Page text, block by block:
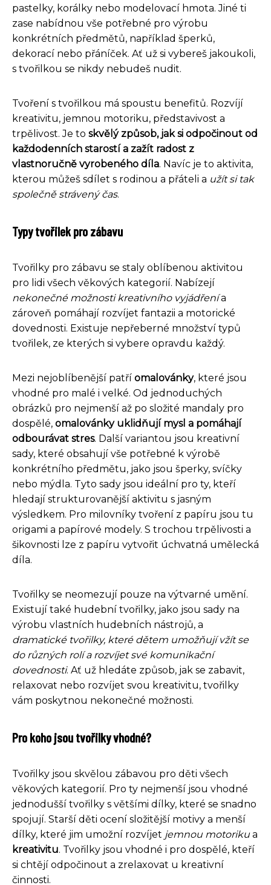
pastelky, korálky nebo modelovací hmota. Jiné ti
zase nabídnou vše potřebné pro výrobu
konkrétních předmětů, například šperků,
dekorací nebo přáníček. Ať už si vybereš jakoukoli,
s tvořilkou se nikdy nebudeš nudit.
Tvoření s tvořilkou má spoustu benefitů. Rozvíjí
kreativitu, jemnou motoriku, představivost a
trpělivost. Je to skvělý způsob, jak si odpočinout od
každodenních starostí a zažít radost z
vlastnoručně vyrobeného díla. Navíc je to aktivita,
kterou můžeš sdílet s rodinou a přáteli a užít si tak
společně strávený čas.
Typy tvořilek pro zábavu
Tvořilky pro zábavu se staly oblíbenou aktivitou
pro lidi všech věkových kategorií. Nabízejí
nekonečné možnosti kreativního vyjádřenía
zároveň pomáhají rozvíjet fantazii a motorické
dovednosti. Existuje nepřeberné množství typů
tvořilek, ze kterých si vybere opravdu každý.
Mezi nejoblíbenější patří omalovánky, které jsou
vhodné pro malé i velké. Od jednoduchých
obrázků pro nejmenší až po složité mandaly pro
dospělé, omalovánky uklidňují mysl a pomáhají
odbourávat stres. Další variantou jsou kreativní
sady, které obsahují vše potřebné k výrobě
konkrétního předmětu, jako jsou šperky, svíčky
nebo mýdla. Tyto sady jsou ideální pro ty, kteří
hledají strukturovanější aktivitu s jasným
výsledkem. Pro milovníky tvoření z papíru jsou tu
origami a papírové modely. S trochou trpělivosti a
šikovnosti lze z papíru vytvořit úchvatná umělecká
díla.
Tvořilky se neomezují pouze na výtvarné umění.
Existují také hudební tvořilky, jako jsou sady na
výrobu vlastních hudebních nástrojů, a
dramatické tvořilky, které dětem umožňují vžít se
do různých rolí a rozvíjet své komunikační
dovednosti. Ať už hledáte způsob, jak se zabavit,
relaxovat nebo rozvíjet svou kreativitu, tvořilky
vám poskytnou nekonečné možnosti.
Pro koho jsou tvořilky vhodné?
Tvořilky jsou skvělou zábavou pro děti všech
věkových kategorií. Pro ty nejmenší jsou vhodné
jednodušší tvořilky s většími dílky, které se snadno
spojují. Starší děti ocení složitější motivy a menší
dílky, které jim umožní rozvíjet jemnou motoriku a
kreativitu. Tvořilky jsou vhodné i pro dospělé, kteří
si chtějí odpočinout a zrelaxovat u kreativní
činnosti.